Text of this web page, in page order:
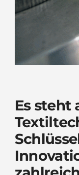
Es steht